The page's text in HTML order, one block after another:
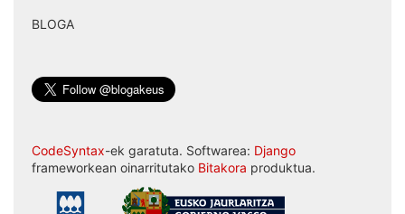
BLOGA
CodeSyntax-ek garatuta. Softwarea: Django
frameworkean oinarritutako Bitakora produktua.